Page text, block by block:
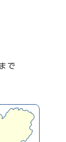
で